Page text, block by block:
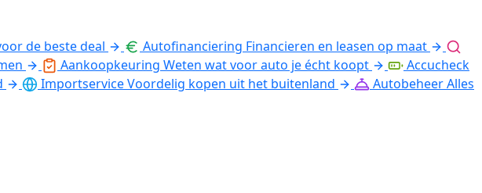
de beste deal Autofinanciering Financieren en leasen op maat
Aankoopkeuring Weten wat voor auto je écht koopt
Accucheck
ImportserviceVoordelig kopen uit het buitenland AutobeheerAlles